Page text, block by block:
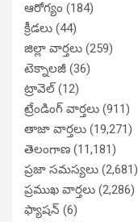
ఆరోగ్యం (184)
క్రీడలు (44)
జిల్లా వార్తలు (259)
టెక్నాలజీ (36)
ట్రావెల్(12)
ట్రేండింగ్ వార్తలు (911)
తాజా వార్తలు (19,271)
తెలంగాణ (11,181)
ప్రజా సమస్యలు (2,681)
ప్రముఖ వార్తలు (2,286)
ఫ్యాషన్ (6)